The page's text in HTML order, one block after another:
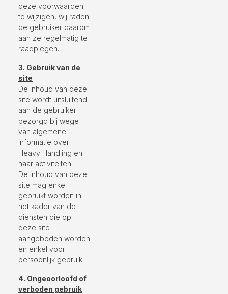
deze voorwaarden
te wijzigen, wij raden
de gebruiker daarom
aan ze regelmatig te
raadplegen.
3. Gebruik van de
site
De inhoud van deze
site wordt uitsluitend
aan de gebruiker
bezorgd bij wege
van algemene
informatie over
Heavy Handling en
haar activiteiten.
De inhoud van deze
site mag enkel
gebruikt worden in
het kader van de
diensten die op
deze site
aangeboden worden
en enkel voor
persoonlijk gebruik.
4. Ongeoorloofd of
verboden gebruik